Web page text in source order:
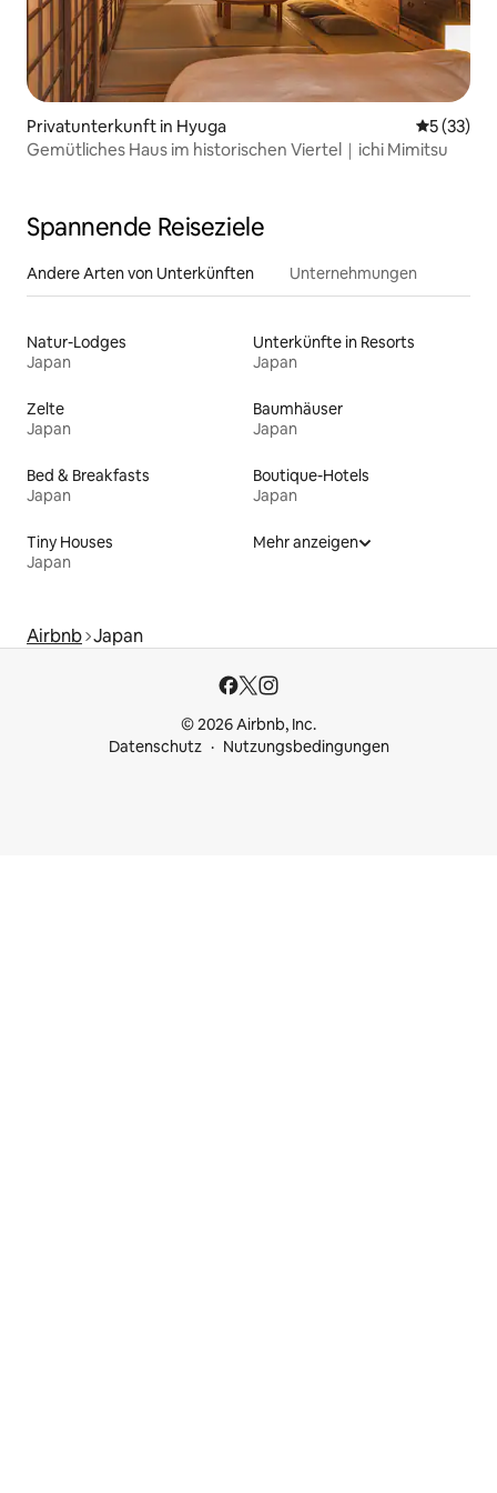
Privatunterkunft in Hyuga
5 (33)
Gemütliches Haus im historischen Viertel｜ichi Mimitsu
Spannende Reiseziele
Andere Arten von Unterkünften Unternehmungen
Natur-Lodges
Japan
Unterkünfte in Resorts
Japan
Zelte
Japan
Baumhäuser
Japan
Bed & Breakfasts
Japan
Boutique-Hotels
Japan
Tiny Houses
Japan
Mehr anzeigen
Airbnb Japan
© 2026 Airbnb, Inc.
Datenschutz
Nutzungsbedingungen